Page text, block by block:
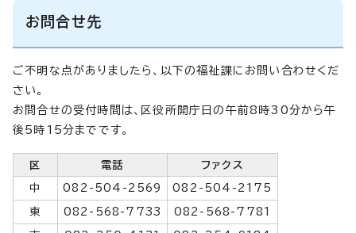
お問合せ先
ご不明な点がありましたら、以下の福祉課にお問い合わせくだ
さい。
お問合せの受付時間は、区役所開庁日の午前8時30分から午
後5時15分までです。
区 電話 ファクス
中 082-504-2569 082-504-2175
東 082-568-7733 082-568-7781